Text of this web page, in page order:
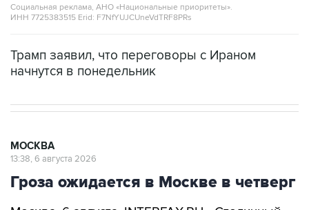
Социальная реклама, АНО «Национальные приоритеты».
ИНН 7725383515 Erid: F7NfYUJCUneVdTRF8PRs
Трамп заявил, что переговоры с Ираном
начнутся в понедельник
МОСКВА
13:38, 6 августа 2026
Гроза ожидается в Москве в четверг